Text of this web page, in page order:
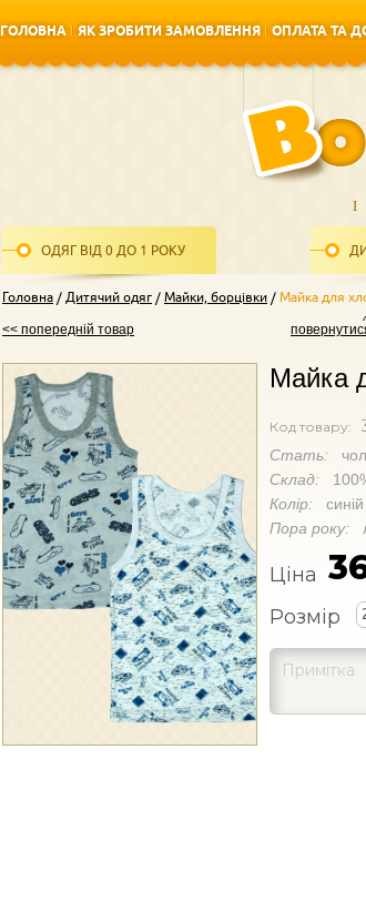
ГОЛОВНА
ЯК ЗРОБИТИ ЗАМОВЛЕННЯ
ОПЛАТА ТА
ОДЯГ ВІД 0 ДО 1 РОКУ
Головна Дитячий одяг Майки, борцівки Майка для
<< попередній товар
Майка
Код товару:
Стать:
Склад:
Колір: синій
Пора року:
Ціна
Розмір